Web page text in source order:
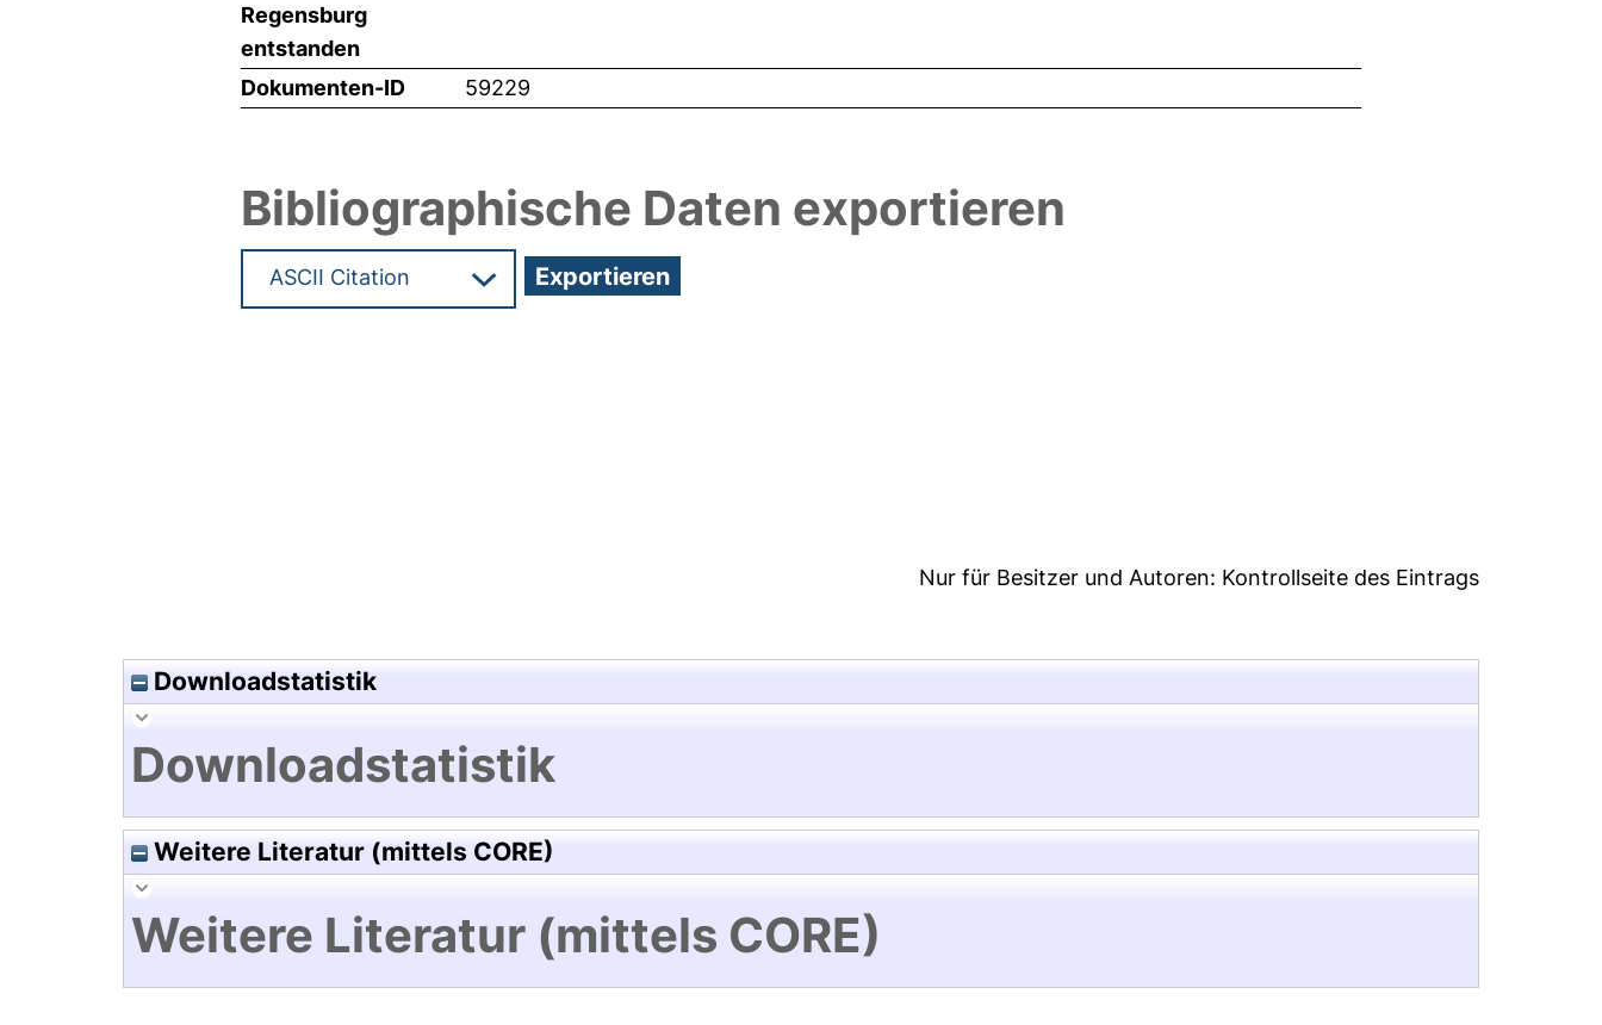
Regensburg
entstanden
Dokumenten-ID 59229
Bibliographische Daten exportieren
Nur für Besitzer und Autoren: Kontrollseite des Eintrags
Downloadstatistik
Downloadstatistik
Weitere Literatur (mittels CORE)
Weitere Literatur (mittels CORE)